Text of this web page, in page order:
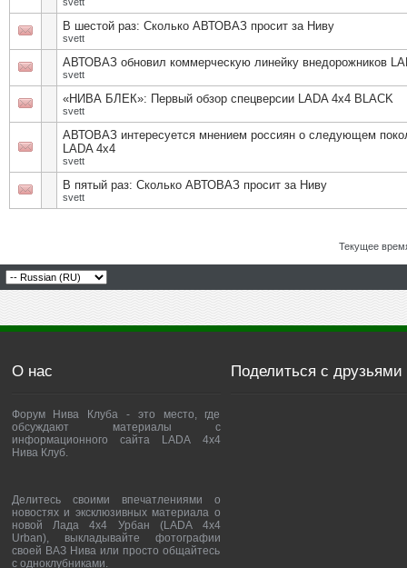
В шестой раз: Сколько АВТОВАЗ просит за Ниву
svett
АВТОВАЗ обновил коммерческую линейку внедорожников
svett
«НИВА БЛЕК»: Первый обзор спецверсии LADA 4х4 BLACK
svett
АВТОВАЗ интересуется мнением россиян о следующем
LADA 4х4
svett
В пятый раз: Сколько АВТОВАЗ просит за Ниву
svett
Текущее
О нас
Форум Нива Клуба - это место, где
обсуждают материалы с
информационного сайта LADA 4x4
Нива Клуб.
Делитесь своими впечатлениями о
новостях и эксклюзивных материала о
новой Лада 4х4 Урбан (LADA 4x4
Urban), выкладывайте фотографии
своей ВАЗ Нива или просто общайтесь
с одноклубниками.
Поделиться с друзьями